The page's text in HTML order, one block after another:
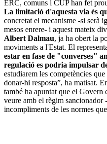
ERC, comuns i CUP han fet
La limitació d'aquesta via és
concretat el mecanisme -si serà
mesos enrere- i aquest mateix
Albert Dalmau, ja ha obert la
moviments a l'Estat. El
estar en fase de "converses"
regulació es podria impulsar
estudiarem les competències
donar-hi resposta”, ha matisat.
també ha apuntat que el Govern
veure amb el règim sancionador
incompliments de les normes